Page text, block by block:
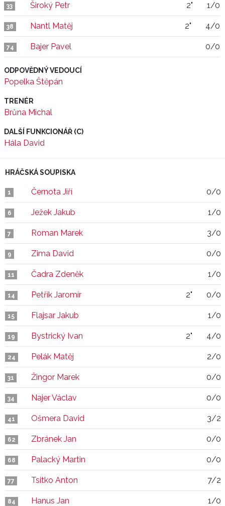
33 Široký Petr 2" 1/0
38 Nantl Matěj 2" 4/0
74 Bajer Pavel 0/0
ODPOVĚDNÝ VEDOUCÍ
Popelka Štěpán
TRENÉR
Brůna Michal
DALŠÍ FUNKCIONÁŘ (C)
Hála David
HRÁČSKÁ SOUPISKA
1 Černota Jiří 0/0
6 Ježek Jakub 1/0
7 Roman Marek 3/0
9 Zima David 0/0
11 Čadra Zdeněk 1/0
14 Petřík Jaromír 2" 0/0
15 Flajsar Jakub 1/0
19 Bystrický Ivan 2" 4/0
24 Pelák Matěj 2/0
31 Žingor Marek 0/0
34 Najer Václav 0/0
41 Ošmera David 3/2
62 Zbránek Jan 0/0
68 Palacký Martin 0/0
77 Tsitko Anton 7/2
84 Hanus Jan 1/0